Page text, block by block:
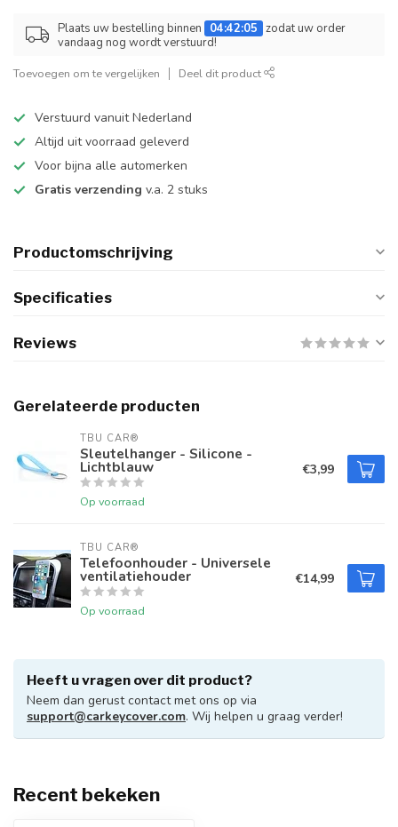
Plaats uw bestelling binnen 04:42:05 zodat uw order
vandaag nog wordt verstuurd!
Toevoegen om te vergelijken Deel dit product
Verstuurd vanuit Nederland
Altijd uit voorraad geleverd
Voor bijna alle automerken
Gratis verzending v.a. 2 stuks
Productomschrijving
Specificaties
Reviews
Gerelateerde producten
TBU CAR®
Sleutelhanger - Silicone -
Lichtblauw
Op voorraad
€3,99
TBU CAR®
Telefoonhouder - Universele
ventilatiehouder
Op voorraad
€14,99
Heeft u vragen over dit product?
Neem dan gerust contact met ons op via
support@carkeycover.com. Wij helpen u graag verder!
Recent bekeken